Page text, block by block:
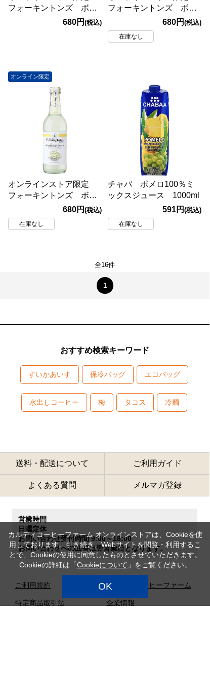
フォーキントンズ ボト
ル ジンジャービア
680円(税込)
フォーキントンズ ボト
ル ピンクレモネード
330ml
680円 (税込)
在庫なし
オンライン限定
オンラインストア限定
フォーキントンズ ボト
ル エルダーフラワー
330ml
680円(税込)
在庫なし
チャバ ポメロ100％ミ
ックスジュース 1000ml
591円 (税込)
在庫なし
全16件
1
おすすめ検索キーワード
すいかあいす 保冷バッグ エコバッグ
水出しコーヒー 梅 タコス 冷麺
送料・配送について ご利用ガイド
よくある質問 メルマガ登録
営業時間
日曜定休
お問い合わせ受付時間 9:00～18:00
お問い合わせへの回答は翌営業日となります。
ご利用規約
特定商品取引法
カルディコーヒーファーム
企業情報
カルディコーヒーファーム オンラインストアは、Cookieを使
用しております。引き続き、Webサイトを閲覧・利用するこ
とで、Cookieの使用に同意したものとさせていただきます。
Cookieの詳細は「 Cookieについて 」をご覧ください。
OK